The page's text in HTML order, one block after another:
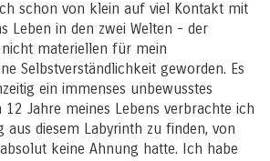
schon von klein auf viel Kontakt mit
Leben in den zwei Welten - der
materiellen für mein
Selbstverständlichkeit geworden. Es
ein immenses unbewusstes
12 Jahre meines Lebens verbrachte ich
aus diesem Labyrinth zu finden, von
keine Ahnung hatte. Ich habe